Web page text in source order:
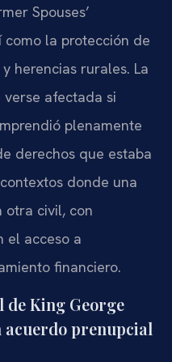
Spouses’
como la protección de
herencias rurales. La
afectada si
plenamente
derechos que estaba
donde una
otra civil, con
el acceso a
financiero.
de King George
acuerdo prenupcial